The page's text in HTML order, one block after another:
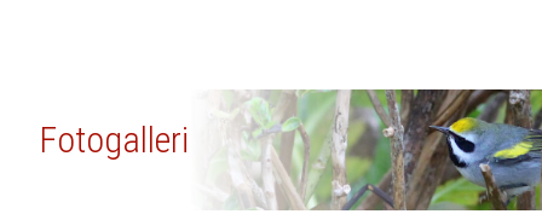
Fotogalleri